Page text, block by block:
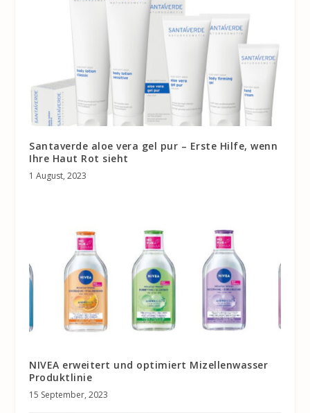
Santaverde aloe vera gel pur – Erste Hilfe, wenn
Ihre Haut Rot sieht
1 August, 2023
NIVEA erweitert und optimiert Mizellenwasser
Produktlinie
15 September, 2023